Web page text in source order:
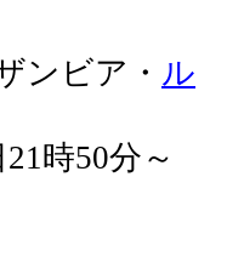
ンビア・ ル
時50分～